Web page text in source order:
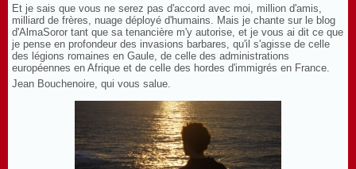
Et je sais que vous ne serez pas d'accord avec moi, million d'amis,
milliard de frères, nuage déployé d'humains. Mais je chante sur le blog
d'AlmaSoror tant que sa tenancière m'y autorise, et je vous ai dit ce que
je pense en profondeur des invasions barbares, qu'il s'agisse de celle
des légions romaines en Gaule, de celle des administrations
européennes en Afrique et de celle des hordes d'immigrés en France.
Jean Bouchenoire, qui vous salue.